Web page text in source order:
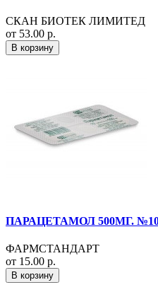
СКАН БИОТЕК ЛИМИТЕД
от 53.00 р.
В корзину
ПАРАЦЕТАМОЛ 500МГ.
ФАРМСТАНДАРТ
от 15.00 р.
В корзину